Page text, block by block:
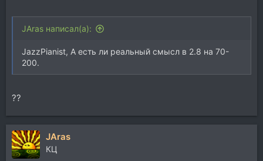
JAras написал(а):
JazzPianist, А есть ли реальный смысл в 2.8 на 70-
200.
??
JAras
КЦ